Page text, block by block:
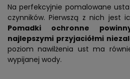
Na perfekcyjnie pomalowane
czynników. Pierwszą z nich jest
Pomadki ochronne
najlepszymi przyjaciółmi
poziom nawilżenia ust ma
wypijanej wody.